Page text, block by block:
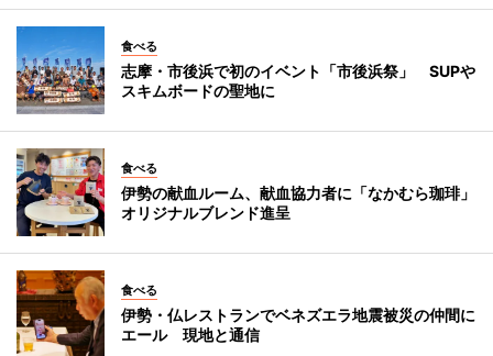
食べる
志摩・市後浜で初のイベント「市後浜祭」 SUPや
スキムボードの聖地に
食べる
伊勢の献血ルーム、献血協力者に「なかむら珈琲」
オリジナルブレンド進呈
食べる
伊勢・仏レストランでベネズエラ地震被災の仲間に
エール 現地と通信